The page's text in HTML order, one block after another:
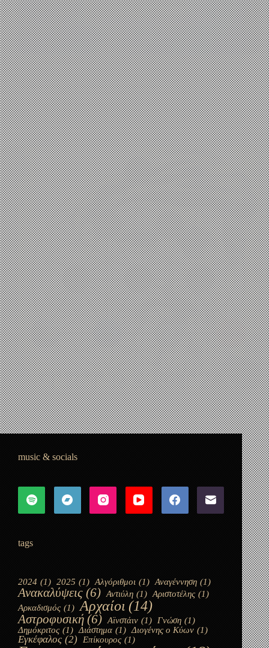
Φιλοσοφία
Πυθαγόρας, η μουσική των σφαιρών
io
29 Ιουνίου, 2024
Φιλοσοφία,Επιστήμη
Πυθαγόρας (μέρος 2ο)
music & socials
tags
2024 (1) 2025 (1) Αλγόριθμοι (1) Αναγέννηση (1)
Ανακαλύψεις (6) Αντιύλη (1) Αριστοτέλης (1)
Αρκαδισμός (1) Αρχαίοι (14)
Αστροφυσική (6) Αϊνστάιν (1) Γνώση (1)
Δημόκριτος (1) Διάστημα (1) Διογένης ο Κύων (1)
Εγκέφαλος (2) Επίκουρος (1)